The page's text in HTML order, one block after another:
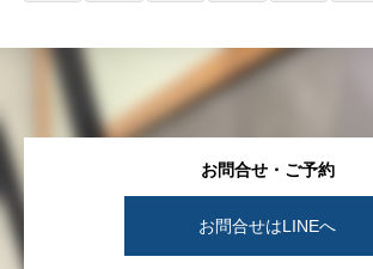
お問合せ・ご予約
お問合せはLINEへ